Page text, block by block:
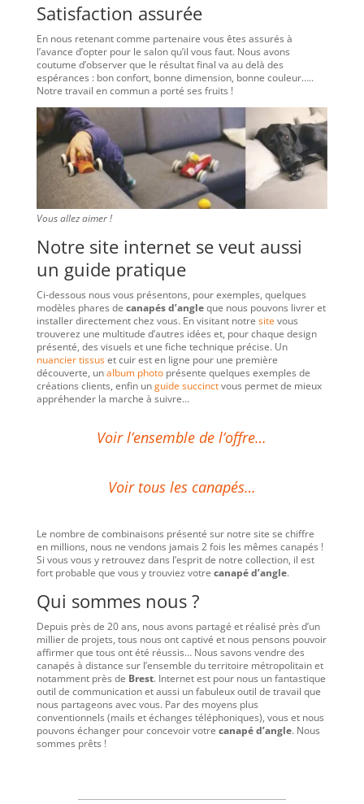
Satisfaction assurée
En nous retenant comme partenaire vous êtes assurés à
l’avance d’opter pour le salon qu’il vous faut. Nous avons
coutume d’observer que le résultat final va au delà des
espérances : bon confort, bonne dimension, bonne couleur…..
Notre travail en commun a porté ses fruits !
Vous allez aimer !
Notre site internet se veut aussi
un guide pratique
Ci-dessous nous vous présentons, pour exemples, quelques
modèles phares de canapés d’angleque nous pouvons livrer et
installer directement chez vous. En visitant notre site vous
trouverez une multitude d’autres idées et, pour chaque design
présenté, des visuels et une fiche technique précise. Un
nuancier tissuset cuir est en ligne pour une première
découverte, unalbum photoprésente quelques exemples de
créations clients, enfin unguide succinctvous permet de mieux
appréhender la marche à suivre…
Voir l’ensemble de l’offre…
Voir tous les canapés…
Le nombre de combinaisons présenté sur notre site se chiffre
en millions, nous ne vendons jamais 2 fois les mêmes canapés !
Si vous vous y retrouvez dans l’esprit de notre collection, il est
fort probable que vous y trouviez votre canapé d’angle.
Qui sommes nous ?
Depuis près de 20 ans, nous avons partagé et réalisé près d’un
millier de projets, tous nous ont captivé et nous pensons pouvoir
affirmer que tous ont été réussis… Nous savons vendre des
canapés à distance sur l’ensemble du territoire métropolitain et
notamment près de Brest. Internet est pour nous un fantastique
outil de communication et aussi un fabuleux outil de travail que
nous partageons avec vous. Par des moyens plus
conventionnels (mails et échanges téléphoniques), vous et nous
pouvons échanger pour concevoir votre canapé d’angle. Nous
sommes prêts !